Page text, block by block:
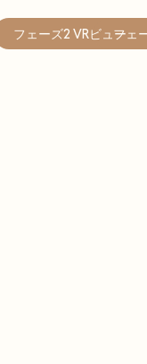
フェーズ2 VRビューフェ